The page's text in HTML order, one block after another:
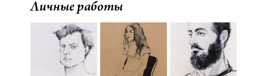
Личные работы